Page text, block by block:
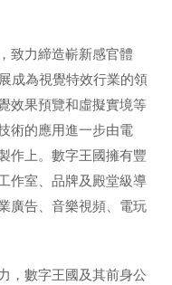
致力締造嶄新感官體
成為視覺特效行業的領
效果預覽和虛擬實境等
術的應用進一步由電
作上。數字王國擁有豐
作室、品牌及殿堂級導
廣告、音樂視頻、電玩
，數字王國及其前身公